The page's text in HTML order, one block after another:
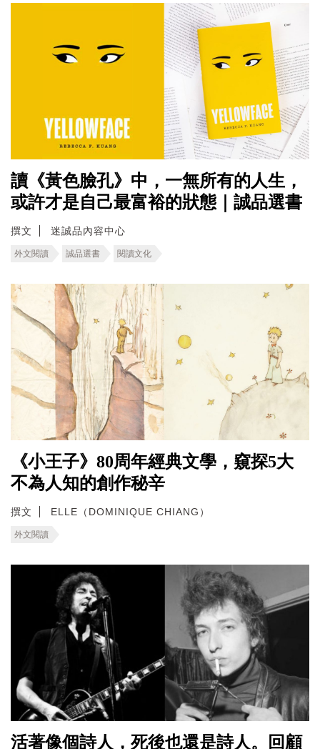
讀《黃色臉孔》中，一無所有的人生，
或許才是自己最富裕的狀態｜誠品選書
撰文 迷誠品內容中心
外文閱讀 誠品選書 閱讀文化
《小王子》80周年經典文學，窺探5大
不為人知的創作秘辛
撰文 ELLE（DOMINIQUE CHIANG）
外文閱讀
活著像個詩人，死後也還是詩人。回顧